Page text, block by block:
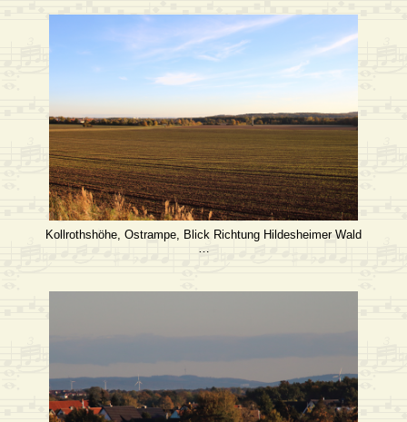
Kollrothshöhe, Ostrampe, Blick Richtung Hildesheimer Wald
…